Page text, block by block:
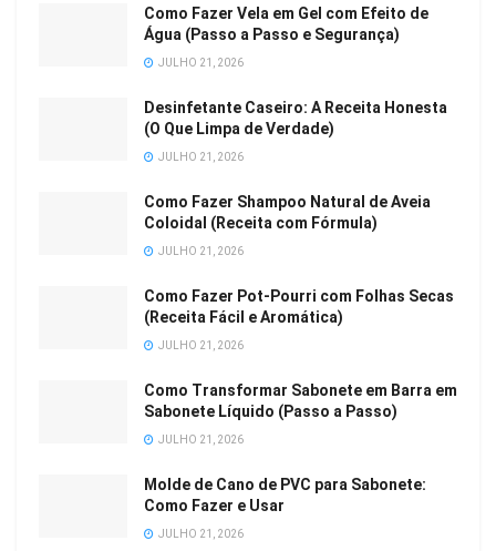
Como Fazer Vela em Gel com Efeito de
Água (Passo a Passo e Segurança)
JULHO 21, 2026
Desinfetante Caseiro: A Receita Honesta
(O Que Limpa de Verdade)
JULHO 21, 2026
Como Fazer Shampoo Natural de Aveia
Coloidal (Receita com Fórmula)
JULHO 21, 2026
Como Fazer Pot-Pourri com Folhas Secas
(Receita Fácil e Aromática)
JULHO 21, 2026
Como Transformar Sabonete em Barra em
Sabonete Líquido (Passo a Passo)
JULHO 21, 2026
Molde de Cano de PVC para Sabonete:
Como Fazer e Usar
JULHO 21, 2026